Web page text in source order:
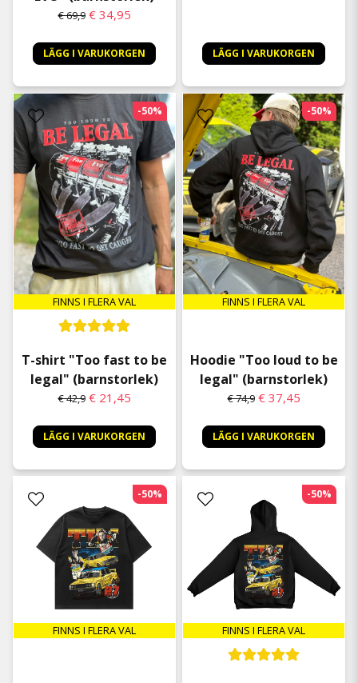
€ 69,9 € 34,95
LÄGG I VARUKORGEN LÄGG I VARUKORGEN
FINNS I FLERA VAL
T-shirt "Too fast to be
legal" (barnstorlek)
€ 42,9 € 21,45
LÄGG I VARUKORGEN
-50%
FINNS I FLERA VAL
Hoodie "Too loud to be
legal" (barnstorlek)
€ 74,9 € 37,45
LÄGG I VARUKORGEN
-50%
FINNS I FLERA VAL
-50%
FINNS I FLERA VAL
-50%